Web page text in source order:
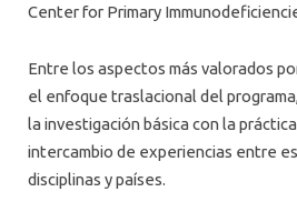
Center for Primary
Entre los aspectos más valorados
el enfoque traslacional del
la investigación básica con la
intercambio de experiencias entre
disciplinas y países.